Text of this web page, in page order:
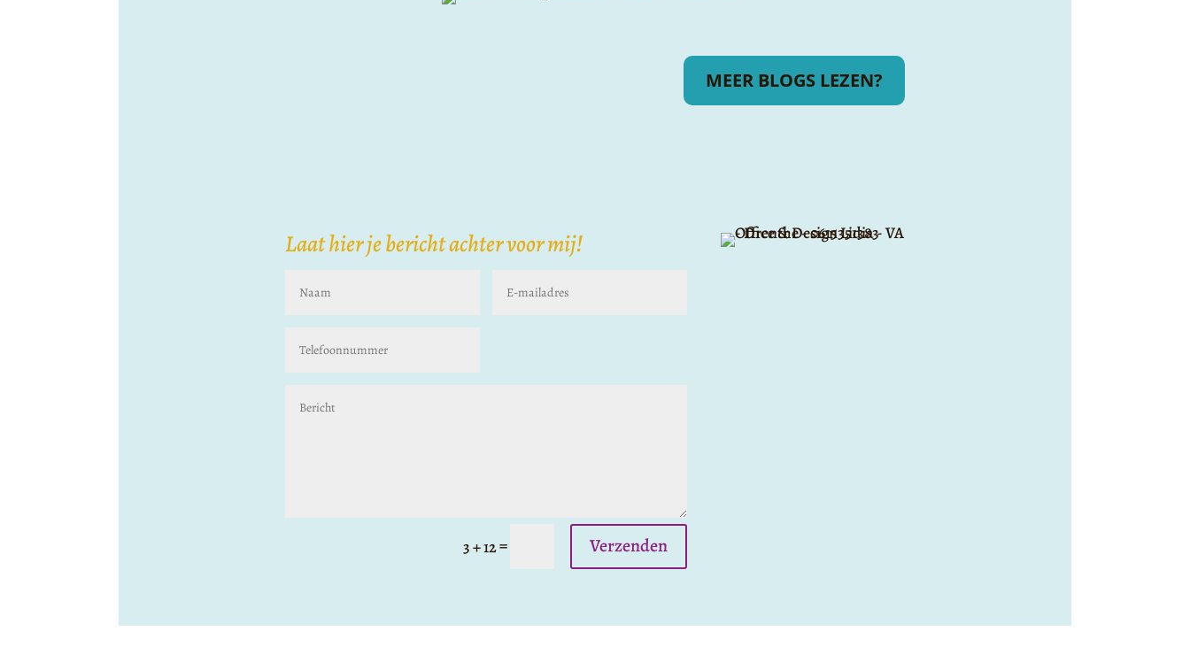
MEER BLOGS LEZEN?
Laat hier je bericht achter voor mij!
3 + 12= Verzenden